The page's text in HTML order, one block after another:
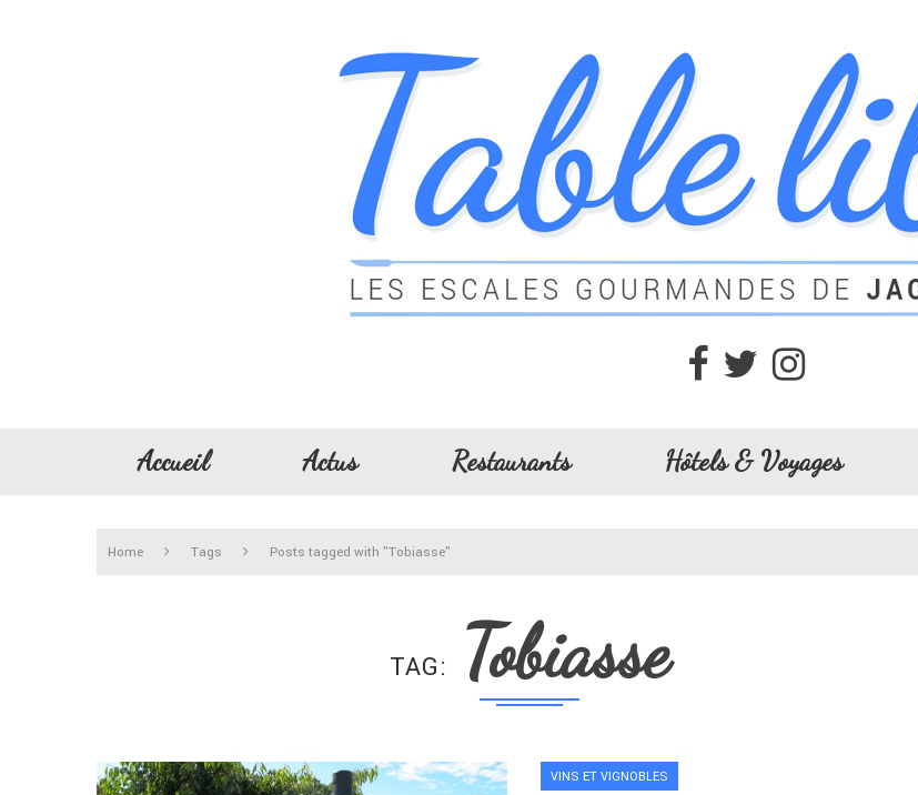
Accueil Actus Restaurants Hôtels & Voyages
Home Tags Posts tagged with "Tobiasse"
TAG Tobiasse
VINS ET VIGNOBLES